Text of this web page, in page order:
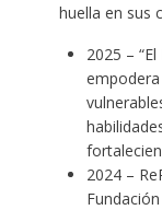
huella en sus
2025 –
2024 –